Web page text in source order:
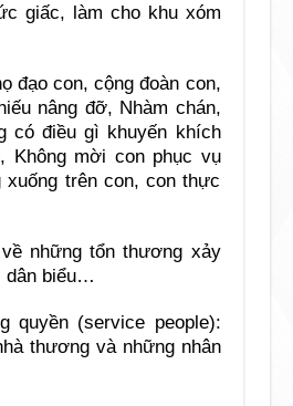
giấc, làm cho khu xóm
đạo con, cộng đoàn con,
nâng đỡ, Nhàm chán,
có điều gì khuyến khích
Không mời con phục vụ
trên con, con thực
những tổn thương xảy
dân biểu…
quyền (service people):
thương và những nhân